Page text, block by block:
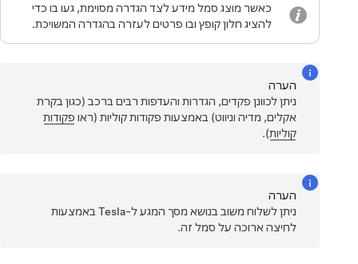
כאשר מוצג סמל מידע לצד הגדרה מסוימת, געו בו כדי
להציג חלון קופץ ובו פרטים לעזרה בהגדרה המשויכת.
הערה
ניתן לכוונן פקדים, הגדרות והעדפות רבים ברכב (כגון בקרת
אקלים, מדיה וניווט) באמצעות פקודות קוליות (ראופקודות
קוליות).
הערה
ניתן לשלוח משוב בנושא מסך המגע ל-Tesla באמצעות
לחיצה ארוכה על סמל זה.